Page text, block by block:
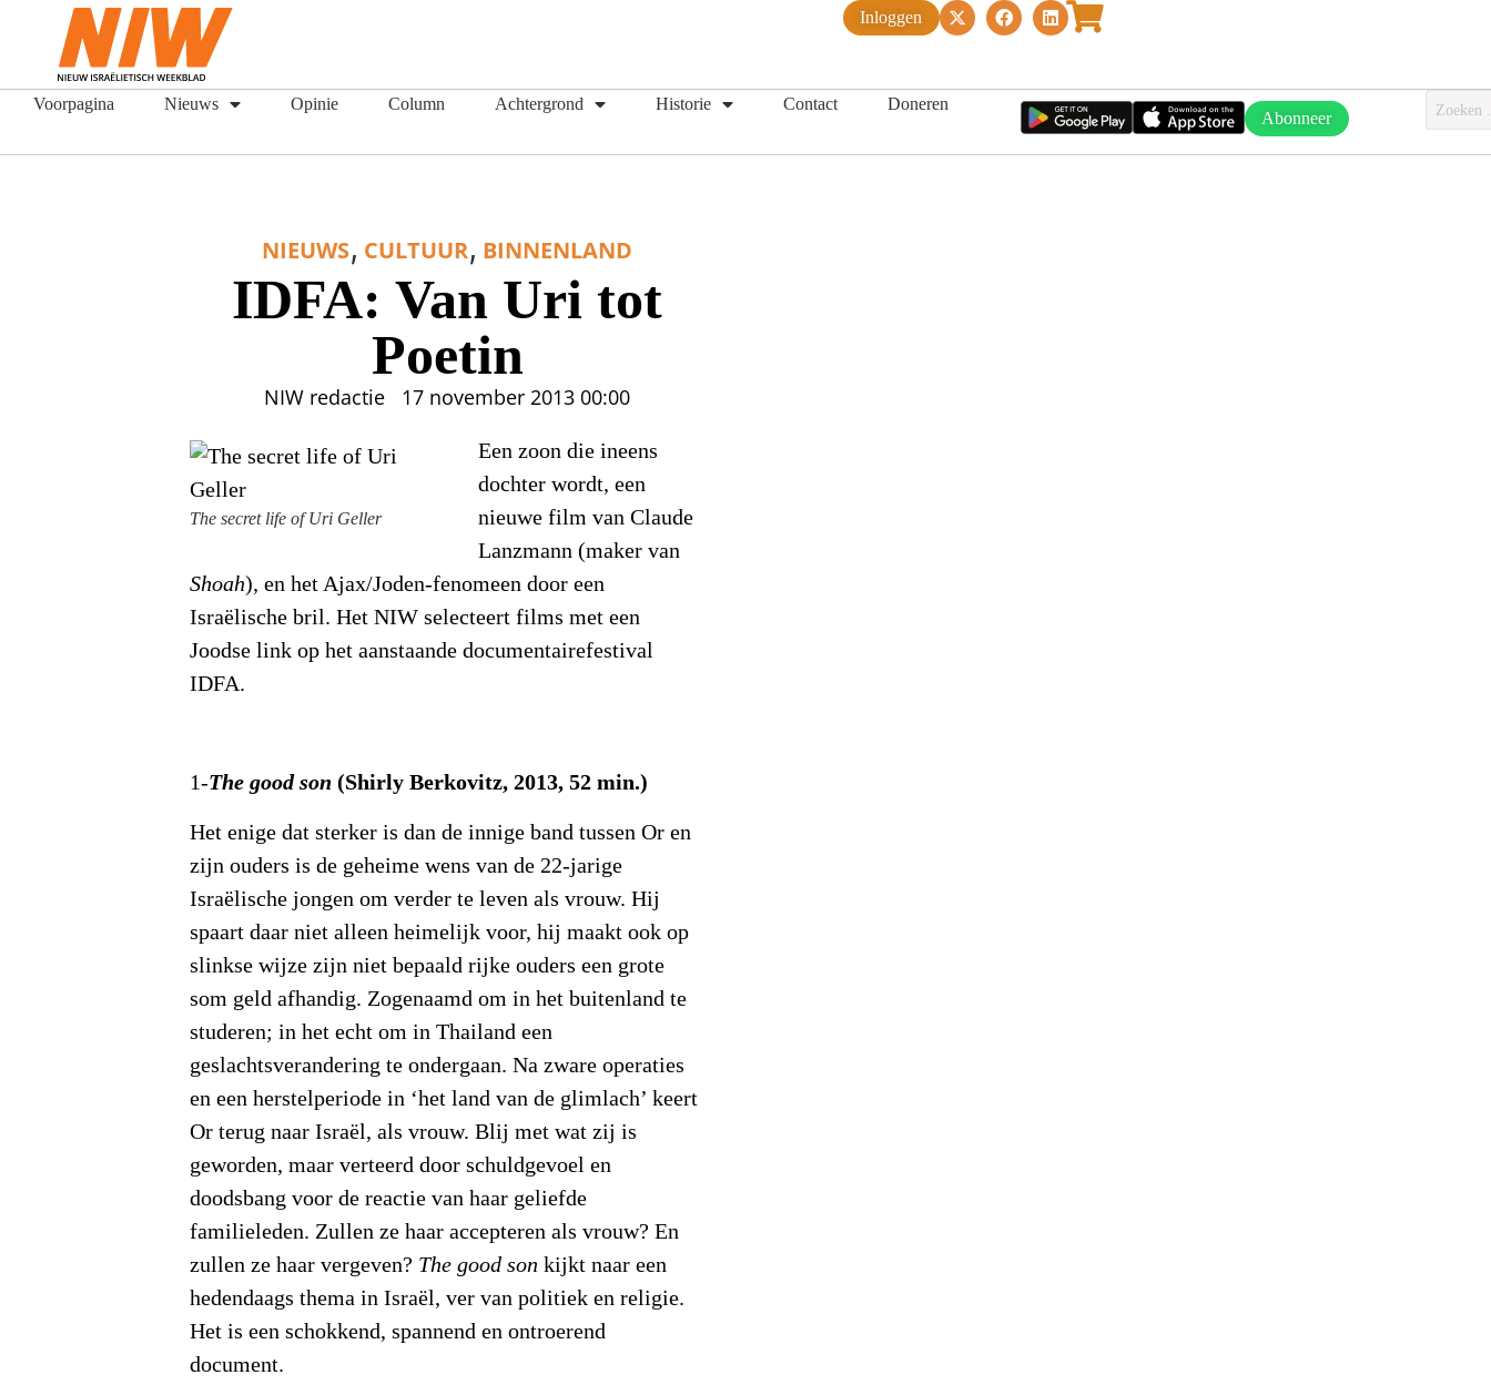
Inloggen
Voorpagina Nieuws Opinie Column Achtergrond Historie Contact Doneren
Abonneer
NIEUWS, CULTUUR, BINNENLAND
IDFA: Van Uri tot
Poetin
NIW redactie 17 november 2013 00:00
The secret life of Uri Geller
Een zoon die ineens
dochter wordt, een
nieuwe film van Claude
Lanzmann (maker van
Shoah), en het Ajax/Joden-fenomeen door een
Israëlische bril. Het NIW selecteert films met een
Joodse link op het aanstaande documentairefestival
IDFA.
1-The good son (Shirly Berkovitz, 2013, 52 min.)
Het enige dat sterker is dan de innige band tussen Or en
zijn ouders is de geheime wens van de 22-jarige
Israëlische jongen om verder te leven als vrouw. Hij
spaart daar niet alleen heimelijk voor, hij maakt ook op
slinkse wijze zijn niet bepaald rijke ouders een grote
som geld afhandig. Zogenaamd om in het buitenland te
studeren; in het echt om in Thailand een
geslachtsverandering te ondergaan. Na zware operaties
en een herstelperiode in ‘het land van de glimlach’ keert
Or terug naar Israël, als vrouw. Blij met wat zij is
geworden, maar verteerd door schuldgevoel en
doodsbang voor de reactie van haar geliefde
familieleden. Zullen ze haar accepteren als vrouw? En
zullen ze haar vergeven? The good son kijkt naar een
hedendaags thema in Israël, ver van politiek en religie.
Het is een schokkend, spannend en ontroerend
document.